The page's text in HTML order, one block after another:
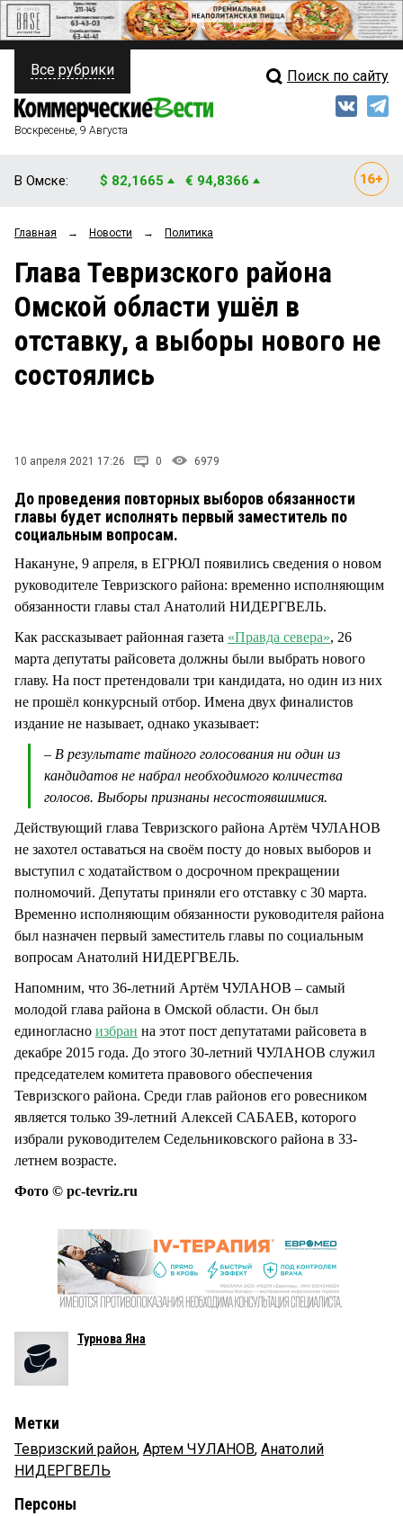
ПОЛИТИКА
ФИНАНСЫ
ОБЩЕСТВО
ЗАКОН
Свежий выпуск
Рейтинги
Блоги
Архив
Все рубрики Поиск по сайту
Воскресенье, 9 Августа
В Омске: $ 82,1665 € 94,8366
Главная → Новости → Политика
Глава Тевризского района
Омской области ушёл в
отставку, а выборы нового не
состоялись
10 апреля 2021 17:26 0 6979
До проведения повторных выборов обязанности
главы будет исполнять первый заместитель по
социальным вопросам.
Накануне, 9 апреля, в ЕГРЮЛ появились сведения о новом
руководителе Тевризского района: временно исполняющим
обязанности главы стал Анатолий НИДЕРГВЕЛЬ.
Как рассказывает районная газета «Правда севера», 26
марта депутаты райсовета должны были выбрать нового
главу. На пост претендовали три кандидата, но один из них
не прошёл конкурсный отбор. Имена двух финалистов
издание не называет, однако указывает:
– В результате тайного голосования ни один из
кандидатов не набрал необходимого количества
голосов. Выборы признаны несостоявшимися.
Действующий глава Тевризского района Артём ЧУЛАНОВ
не захотел оставаться на своём посту до новых выборов и
выступил с ходатайством о досрочном прекращении
полномочий. Депутаты приняли его отставку с 30 марта.
Временно исполняющим обязанности руководителя района
был назначен первый заместитель главы по социальным
вопросам Анатолий НИДЕРГВЕЛЬ.
Напомним, что 36-летний Артём ЧУЛАНОВ – самый
молодой глава района в Омской области. Он был
единогласно избран на этот пост депутатами райсовета в
декабре 2015 года. До этого 30-летний ЧУЛАНОВ служил
председателем комитета правового обеспечения
Тевризского района. Среди глав районов его ровесником
является только 39-летний Алексей САБАЕВ, которого
избрали руководителем Седельниковского района в 33-
летнем возрасте.
Фото © pc-tevriz.ru
Турнова Яна
Метки
Тевризский район, Артем ЧУЛАНОВ, Анатолий
НИДЕРГВЕЛЬ
Персоны